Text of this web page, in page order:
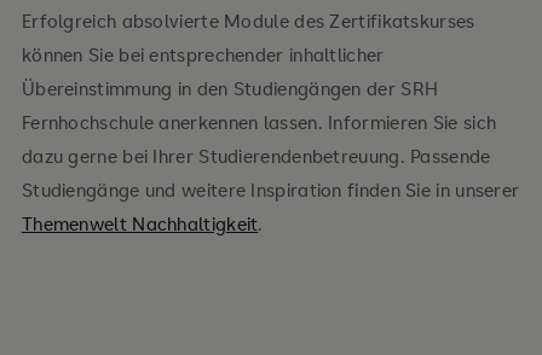
Erfolgreich absolvierte Module des Zertifikatskurses
können Sie bei entsprechender inhaltlicher
Übereinstimmung in den Studiengängen der SRH
Fernhochschule anerkennen lassen. Informieren Sie sich
dazu gerne bei Ihrer Studierendenbetreuung. Passende
Studiengänge und weitere Inspiration finden Sie in unserer
Themenwelt Nachhaltigkeit.